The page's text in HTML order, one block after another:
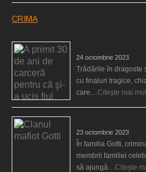
CRIMA
24 octombrie 2023
Trădările în dragoste
cu finaluri tragice,
care…Citeşte mai
23 octombrie 2023
În familia Gotti,
membrii familiei
să ajungă…Citeşte